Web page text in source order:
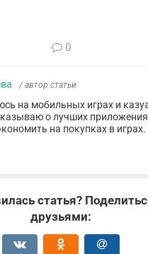
0
/ автор статьи
на мобильных играх и
о лучших
на покупках в играх.
статья?
друзьями: